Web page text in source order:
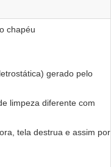
chapéu
gerado pelo
limpeza diferente com
tela destrua e assim por